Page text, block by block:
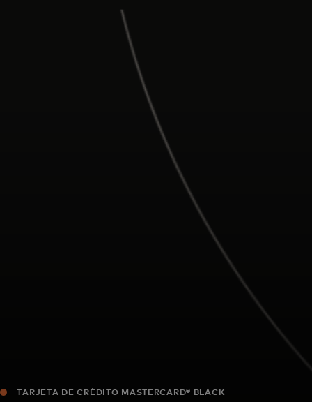
Para empresas
TARJETA DE CRÉDITO MASTERCARD® BLACK